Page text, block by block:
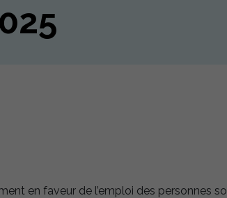
en faveur de l’emploi des personnes